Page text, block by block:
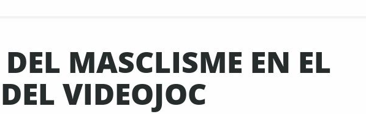
DEL MASCLISME EN EL
VIDEOJOC